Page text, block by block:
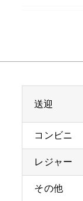
送迎
コンビニ
レジャー
その他